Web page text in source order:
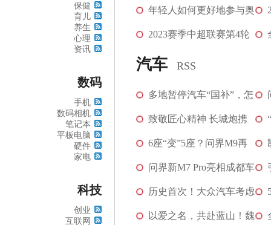
保健
育儿
养生
心理
资讯
数码
手机
数码相机
笔记本
平板电脑
硬件
家电
科技
创业
互联网
亚洲纪录 男子...
年轻人如何更好地参与奥
运？中外体育艺...
2023赛季中超联赛第4轮
战罢 8场比赛场...
汽车 RSS
多地暂停汽车“国补”，怎
么回事？
致敬匠心精神 长城炮携
超强阵容走进五...[图]
6座“变”5座？问界M9再
次拿捏大型SUV豪...[图]
问界新M7 Pro亮相成都车
展，“25万级最...[图]
历史首次！大众汽车考虑
关闭在德国的工厂
以爱之名，共赴蓝山！魏